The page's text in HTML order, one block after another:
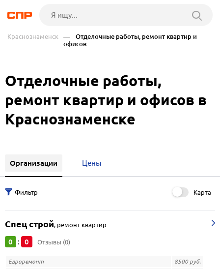
Краснознаменск
— Отделочные работы, ремонт квартир и
офисов
Отделочные работы,
ремонт квартир и офисов в
Краснознаменске
Организации Цены
Карта
Спец строй, ремонт квартир
0 : 0 Отзывы (0)
Евроремонт
8500 руб.